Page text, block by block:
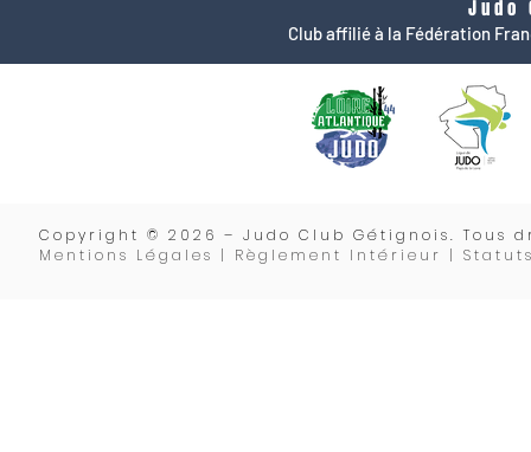
Judo
Club affilié à la Fédération
Copyrigh t © 2026 – Judo Club Gétignois. Tous
Mentions Légales | Règlement Intérieur |